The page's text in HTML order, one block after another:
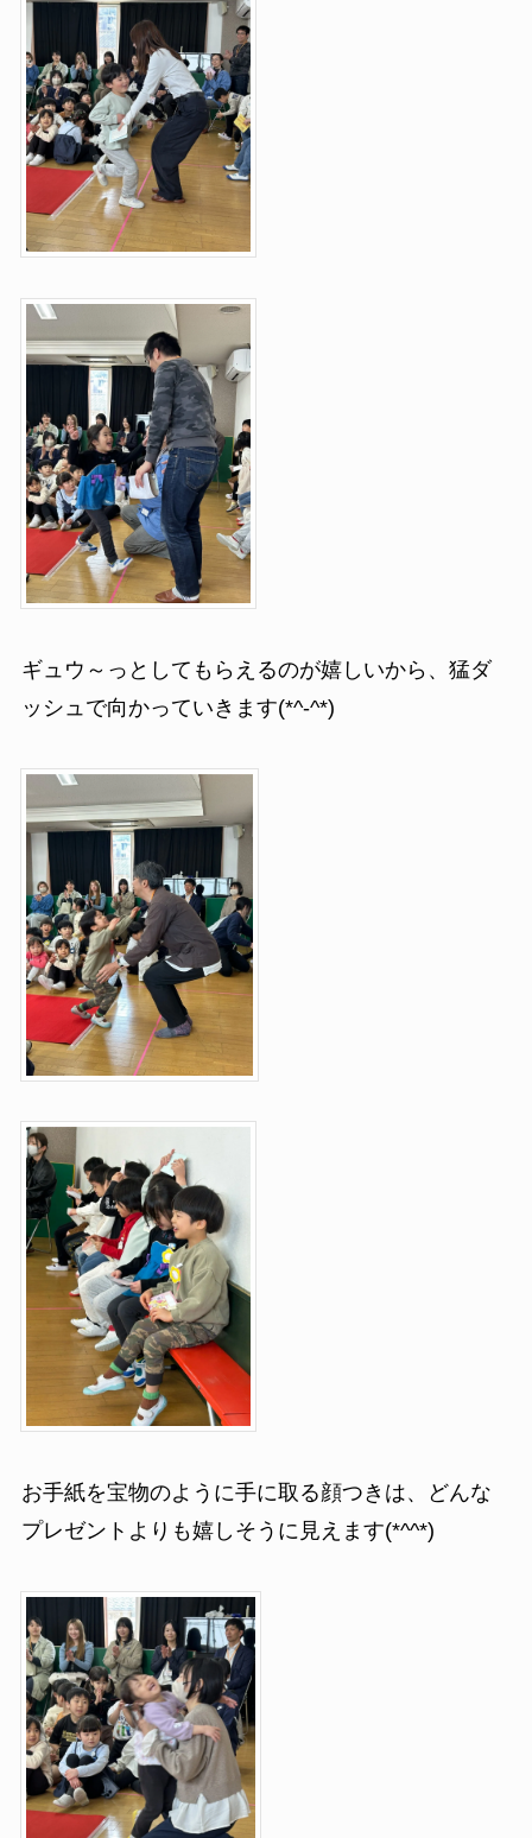
ギュウ～っとしてもらえるのが嬉しいから、猛ダ
ッシュで向かっていきます(*^-^*)
お手紙を宝物のように手に取る顔つきは、どんな
プレゼントよりも嬉しそうに見えます(*^^*)